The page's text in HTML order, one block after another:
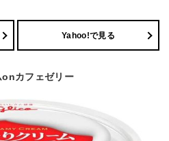
Yahoo!で見る
onカフェゼリー